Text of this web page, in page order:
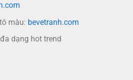
màu: bevetranh.com
dạng hot trend